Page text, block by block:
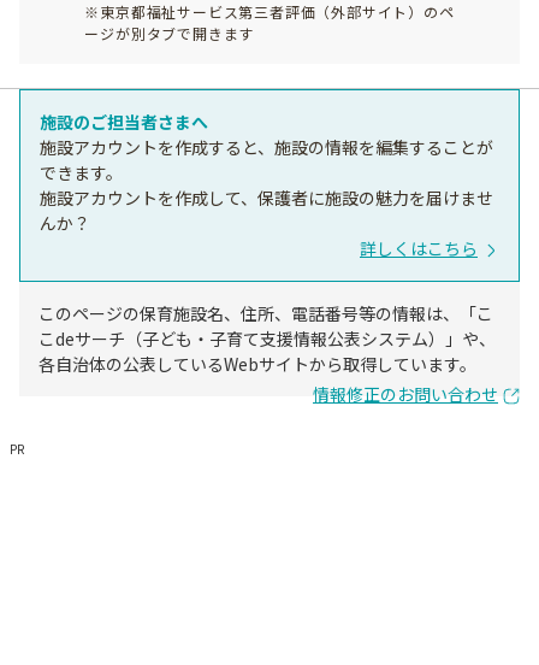
※東京都福祉サービス第三者評価（外部サイト）のペ
ージが別タブで開きます
施設のご担当者さまへ
施設アカウントを作成すると、施設の情報を編集することが
できます。
施設アカウントを作成して、保護者に施設の魅力を届けませ
んか？
詳しくはこちら
このページの保育施設名、住所、電話番号等の情報は、「こ
こdeサーチ（子ども・子育て支援情報公表システム）」や、
各自治体の公表しているWebサイトから取得しています。
情報修正のお問い合わせ
PR